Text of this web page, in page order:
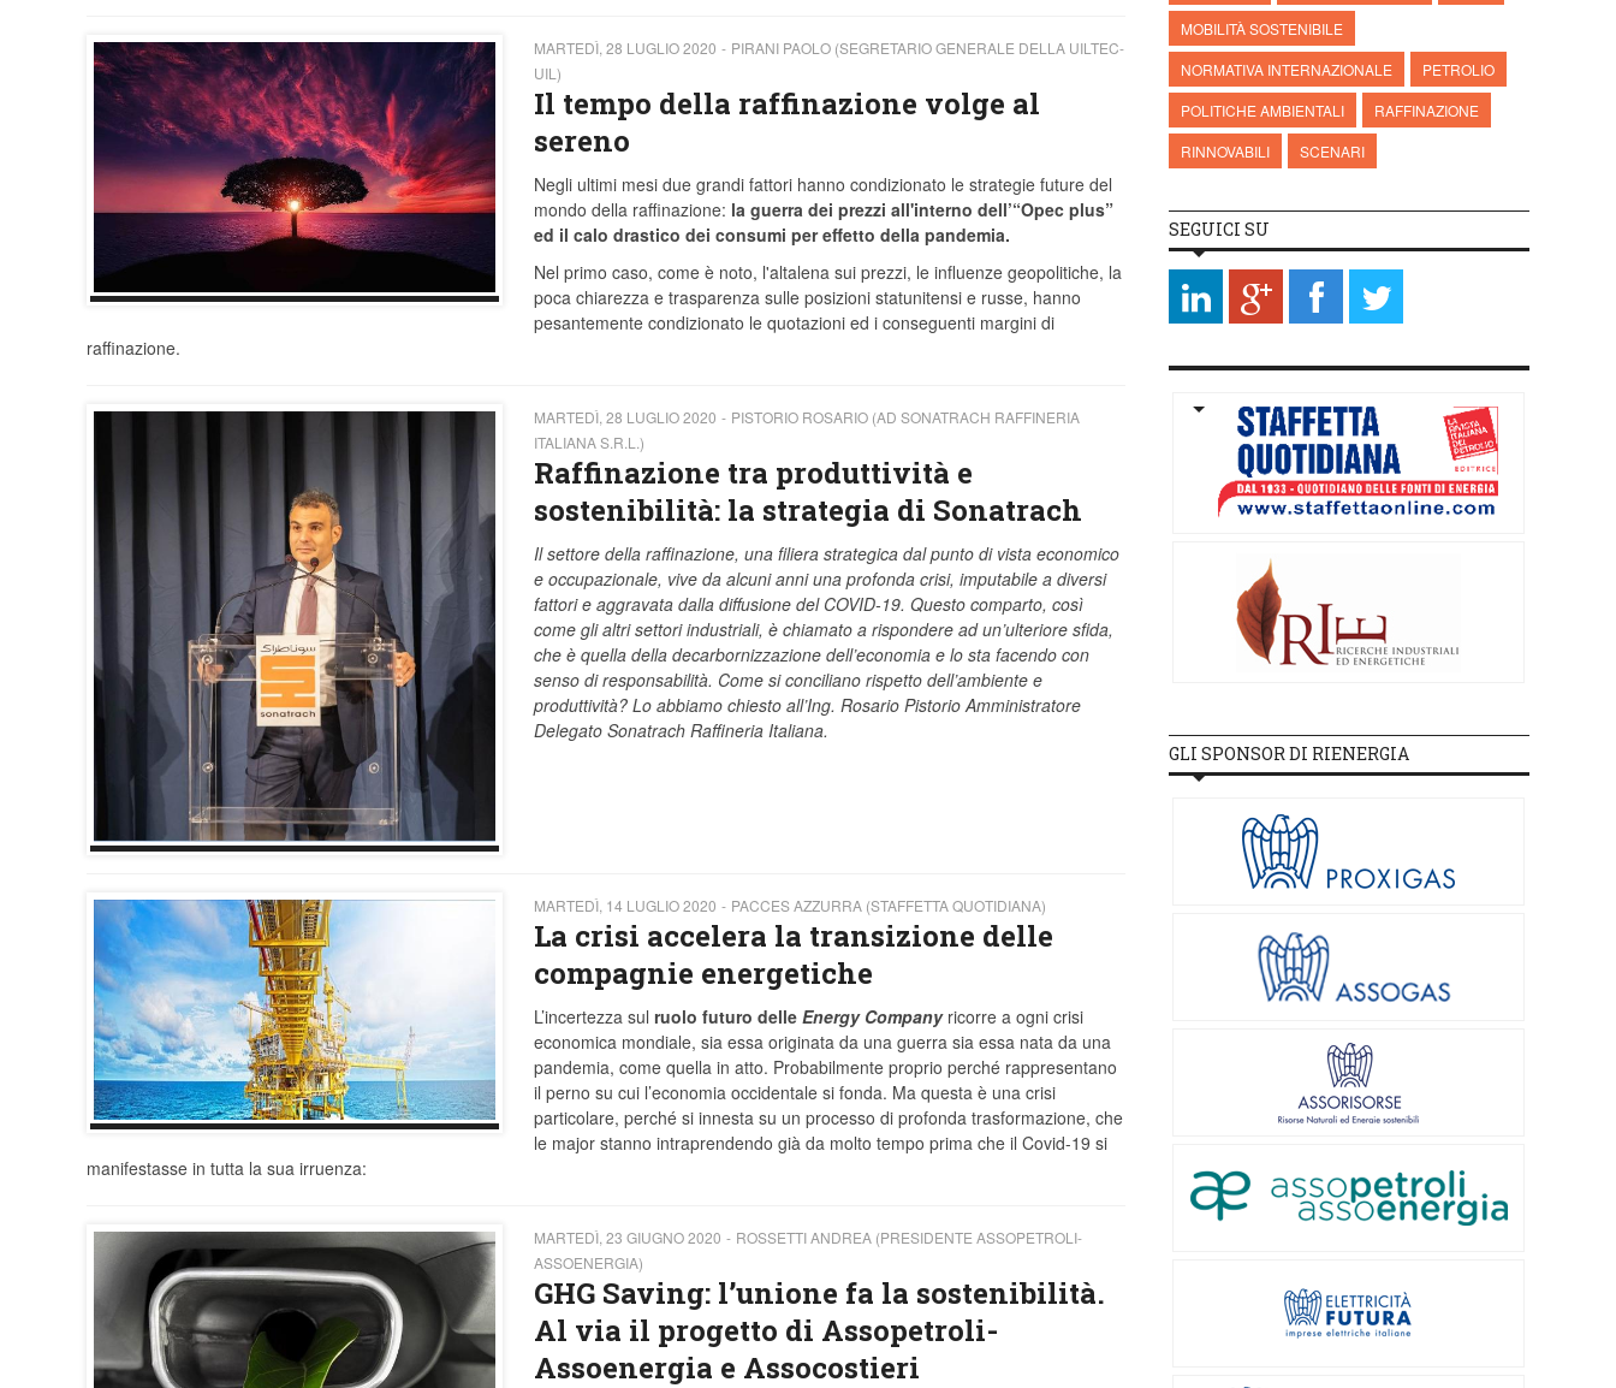
MARTEDÌ, 28 LUGLIO 2020
PIRANI PAOLO (SEGRETARIO GENERALE DELLA UILTEC-
UIL)
Il tempo della raffinazione volge al
sereno
Negli ultimi mesi due grandi fattori hanno condizionato le strategie future del
mondo della raffinazione: la guerra dei prezzi all'interno dell’“Opec plus”
ed il calo drastico dei consumi per effetto della pandemia.
Nel primo caso, come è noto, l'altalena sui prezzi, le influenze geopolitiche, la
poca chiarezza e trasparenza sulle posizioni statunitensi e russe, hanno
pesantemente condizionato le quotazioni ed i conseguenti margini di
raffinazione.
MARTEDÌ, 28 LUGLIO 2020
PISTORIO ROSARIO (AD SONATRACH RAFFINERIA
ITALIANA S.R.L.)
Raffinazione tra produttività e
sostenibilità: la strategia di Sonatrach
Il settore della raffinazione, una filiera strategica dal punto di vista economico
e occupazionale, vive da alcuni anni una profonda crisi, imputabile a diversi
fattori e aggravata dalla diffusione del COVID-19. Questo comparto, così
come gli altri settori industriali, è chiamato a rispondere ad un’ulteriore sfida,
che è quella della decarbornizzazione dell’economia e lo sta facendo con
senso di responsabilità. Come si conciliano rispetto dell’ambiente e
produttività? Lo abbiamo chiesto all’Ing. Rosario Pistorio Amministratore
Delegato Sonatrach Raffineria Italiana.
MARTEDÌ, 14 LUGLIO 2020 PACCES AZZURRA (STAFFETTA QUOTIDIANA)
La crisi accelera la transizione delle
compagnie energetiche
L’incertezza sul ruolo futuro delle Energy Company ricorre a ogni crisi
economica mondiale, sia essa originata da una guerra sia essa nata da una
pandemia, come quella in atto. Probabilmente proprio perché rappresentano
il perno su cui l’economia occidentale si fonda. Ma questa è una crisi
particolare, perché si innesta su un processo di profonda trasformazione, che
le major stanno intraprendendo già da molto tempo prima che il Covid-19 si
manifestasse in tutta la sua irruenza:
MARTEDÌ, 23 GIUGNO 2020
ROSSETTI ANDREA (PRESIDENTE ASSOPETROLI-
ASSOENERGIA)
GHG Saving: l’unione fa la sostenibilità.
Al via il progetto di Assopetroli-
Assoenergia e Assocostieri
MOBILITÀ SOSTENIBILE
NORMATIVA INTERNAZIONALE
PETROLIO
POLITICHE AMBIENTALI
RAFFINAZIONE
RINNOVABILI
SCENARI
SEGUICI SU
GLI SPONSOR DI RIENERGIA